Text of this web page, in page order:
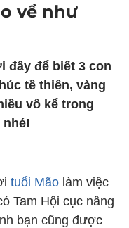
về như
đây để biết 3 con
tề thiên, vàng
vô kể trong
nhé!
tuổi Mão làm việc
Tam Hội cục nâng
bạn cũng được